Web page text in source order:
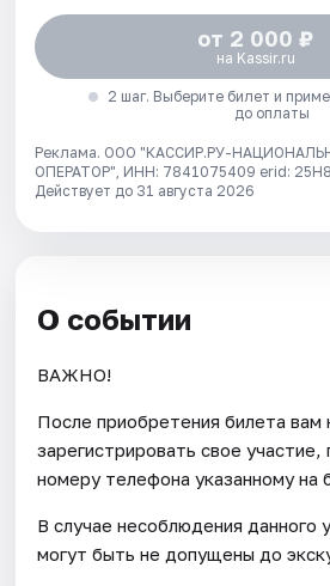
от 2 000 ₽
на Kassir.ru
2 шаг. Выберите билет и
до оплаты
Реклама. ООО "КАССИР.РУ-
ОПЕРАТОР", ИНН: 7841075409 erid:
Действует до 31 августа 2026
О событии
ВАЖНО!
После приобретения билета вам
зарегистрировать свое участие,
номеру телефона указанному на
В случае несоблюдения данного
могут быть не допущены до